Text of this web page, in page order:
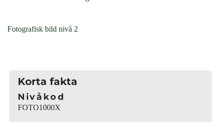
Fotografisk bild nivå 2
Korta fakta
Nivåkod
FOTO1000X